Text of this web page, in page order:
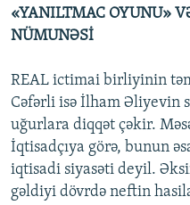
«YANILTMAC OYUNU»
NÜMUNƏSİ
REAL ictimai birliyinin
Cəfərli isə İlham Əliyevin
uğurlara diqqət çəkir.
İqtisadçıya görə, bunun
iqtisadi siyasəti deyil.
gəldiyi dövrdə neftin